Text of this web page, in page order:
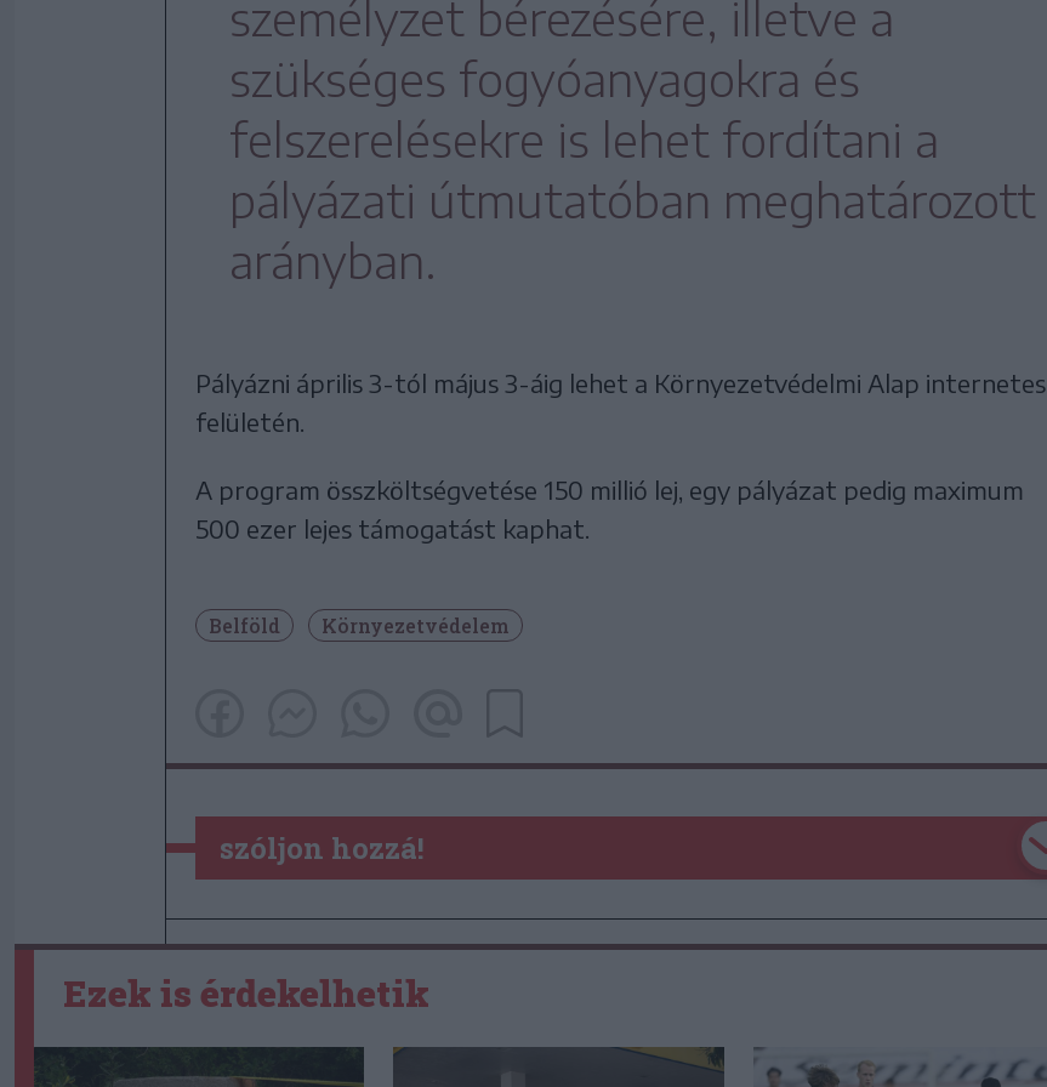
személyzet bérezésére, illetve a
szükséges fogyóanyagokra és
felszerelésekre is lehet fordítani a
pályázati útmutatóban meghatározott
arányban.
Pályázni április 3-tól május 3-áig lehet a Környezetvédelmi Alap internetes
felületén.
A program összköltségvetése 150 millió lej, egy pályázat pedig maximum
500 ezer lejes támogatást kaphat.
Belföld Környezetvédelem
szóljon hozzá!
Ezek is érdekelhetik